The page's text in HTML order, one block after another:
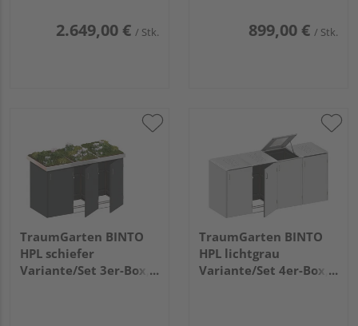
2.649,00 € / Stk. 899,00 € / Stk.
TraumGarten BINTO
HPL schiefer
Variante/Set 3er-Box,
TraumGarten BINTO
HPL lichtgrau
Variante/Set 4er-Box,